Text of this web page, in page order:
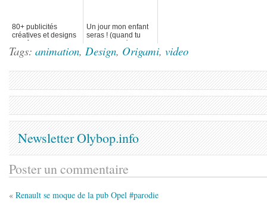
80+ publicités
créatives et designs
Un jour mon enfant
seras ! (quand tu
costume)
Tags: animation, Design, Origami, video
Newsletter Olybop.info
Poster un commentaire
« Renault se moque de la pub Opel #parodie